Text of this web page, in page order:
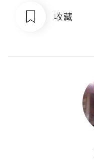
收藏